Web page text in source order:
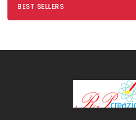
BEST SELLERS